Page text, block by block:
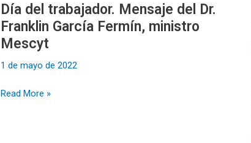
Día del trabajador. Mensaje del Dr.
Franklin García Fermín, ministro
Mescyt
1 de mayo de 2022
Read More »